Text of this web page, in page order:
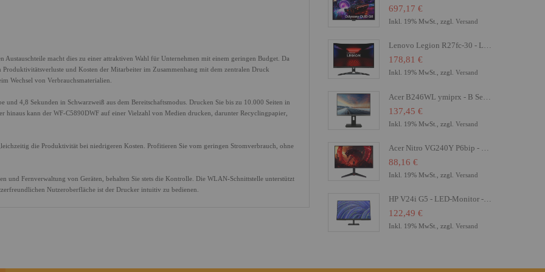
Austauschteile macht dies zu einer attraktiven Wahl für Unternehmen mit einem geringen Budget. Da
Produktivitätsverluste und Kosten der Mitarbeiter im Zusammenhang mit dem zentralen Druck
Wechsel von Verbrauchsmaterialien.
und 4,8 Sekunden in Schwarzweiß aus dem Bereitschaftsmodus. Drucken Sie bis zu 10.000 Seiten in
hinaus kann der WF-C5890DWF auf einer Vielzahl von Medien drucken, darunter Recyclingpapier,
die Produktivität bei niedrigeren Kosten. Profitieren Sie vom geringen Stromverbrauch, ohne
und Fernverwaltung von Geräten, behalten Sie stets die Kontrolle. Die WLAN-Schnittstelle unterstützt
Nutzeroberfläche ist der Drucker intuitiv zu bedienen.
697,17 €
Inkl. 19% MwSt., zzgl. Versand
Lenovo Legion R27fc-30 - LED-Monitor - Gaming - gebogen - 68.6 cm (27")
178,81 €
Inkl. 19% MwSt., zzgl. Versand
137,45 €
Inkl. 19% MwSt., zzgl. Versand
88,16 €
Inkl. 19% MwSt., zzgl. Versand
HP V24i G5 - LED-Monitor - 61 cm (24") (23.8" sichtbar) - 1920 x 1080 Full HD (1080p)
122,49 €
Inkl. 19% MwSt., zzgl. Versand